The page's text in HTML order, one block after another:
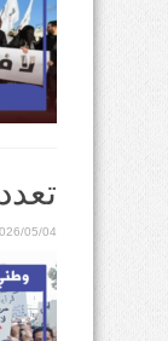
05/04